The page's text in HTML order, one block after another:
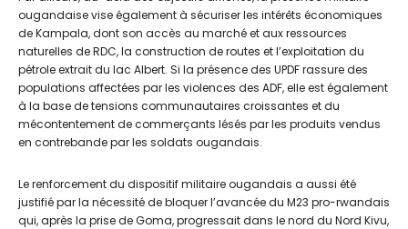
ougandaise vise également à sécuriser les intérêts économiques
de Kampala, dont son accès au marché et aux ressources
naturelles de RDC, la construction de routes et l’exploitation du
pétrole extrait du lac Albert. Si la présence des UPDF rassure des
populations affectées par les violences des ADF, elle est également
à la base de tensions communautaires croissantes et du
mécontentement de commerçants lésés par les produits vendus
en contrebande par les soldats ougandais.
Le renforcement du dispositif militaire ougandais a aussi été
justifié par la nécessité de bloquer l’avancée du M23 pro-rwandais
qui, après la prise de Goma, progressait dans le nord du Nord Kivu,